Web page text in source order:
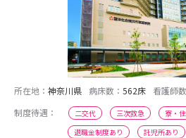
所在地： 神奈川県 病床数： 562床 看護師数
制度待遇：
二交代 三次救急 寮・
退職金制度あり
託児所あり